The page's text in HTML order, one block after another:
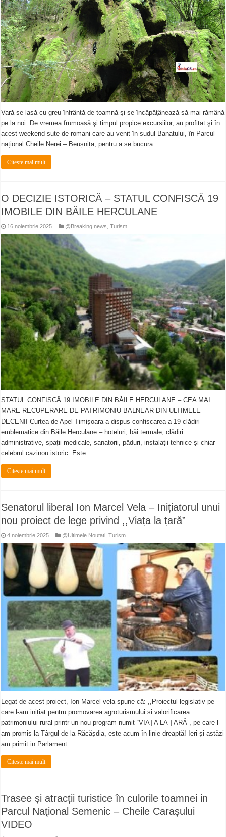
Vară se lasă cu greu înfrântă de toamnă şi se încăpăţânează să mai rămână
pe la noi. De vremea frumoasă şi timpul propice excursiilor, au profitat şi în
acest weekend sute de romani care au venit în sudul Banatului, în Parcul
național Cheile Nerei – Beușnița, pentru a se bucura …
Citeste mai mult
O DECIZIE ISTORICĂ – STATUL CONFISCĂ 19
IMOBILE DIN BĂILE HERCULANE
16 noiembrie 2025 @Breaking news ,Turism
STATUL CONFISCĂ 19 IMOBILE DIN BĂILE HERCULANE – CEA MAI
MARE RECUPERARE DE PATRIMONIU BALNEAR DIN ULTIMELE
DECENII Curtea de Apel Timișoara a dispus confiscarea a 19 clădiri
emblematice din Băile Herculane – hoteluri, băi termale, clădiri
administrative, spații medicale, sanatorii, păduri, instalații tehnice și chiar
celebrul cazinou istoric. Este …
Citeste mai mult
Senatorul liberal Ion Marcel Vela – Inițiatorul unui
nou proiect de lege privind ,,Viața la țară”
4 noiembrie 2025 @Ultimele Noutati ,Turism
Legat de acest proiect, Ion Marcel vela spune că: ,,Proiectul legislativ pe
care l-am inițiat pentru promovarea agroturismului si valorificarea
patrimoniului rural printr-un nou program numit “VIAȚA LA ȚARĂ”, pe care l-
am promis la Târgul de la Răcășdia, este acum în linie dreaptă! Ieri și astăzi
am primit in Parlament …
Citeste mai mult
Trasee și atracții turistice în culorile toamnei in
Parcul Naţional Semenic – Cheile Caraşului
VIDEO